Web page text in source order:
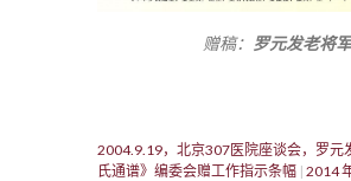
赠稿： 罗元发老将军
2004.9.19，北京307医院座谈会，罗元
氏通谱》编委会赠工作指示条幅 2014